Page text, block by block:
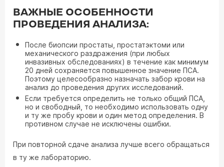
ВАЖНЫЕ ОСОБЕННОСТИ
ПРОВЕДЕНИЯ АНАЛИЗА:
После биопсии простаты, простатэктоми или
механического раздражения (при любых
инвазивных обследованиях) в течение как минимум
20 дней сохраняется повышенное значение ПСА.
Поэтому целесообразно назначать забор крови на
анализ до проведения других исследований.
Если требуется определить не только общий ПСА,
но и свободный, то необходимо использовать одну
и ту же пробу крови и один метод определения. В
противном случае не исключены ошибки.
При повторной сдаче анализа лучше всего обращаться
в ту же лабораторию.